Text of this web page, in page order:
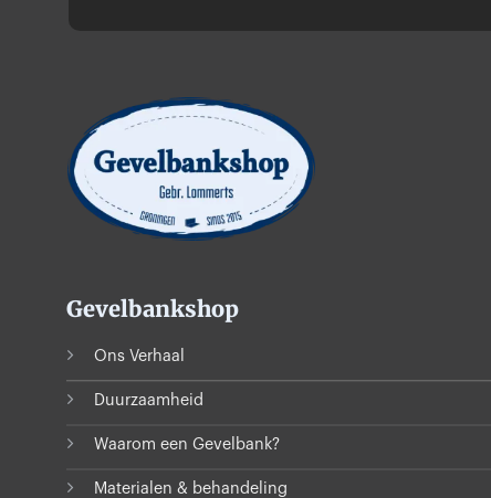
Gevelbankshop
Ons Verhaal
Duurzaamheid
Waarom een Gevelbank?
Materialen & behandeling